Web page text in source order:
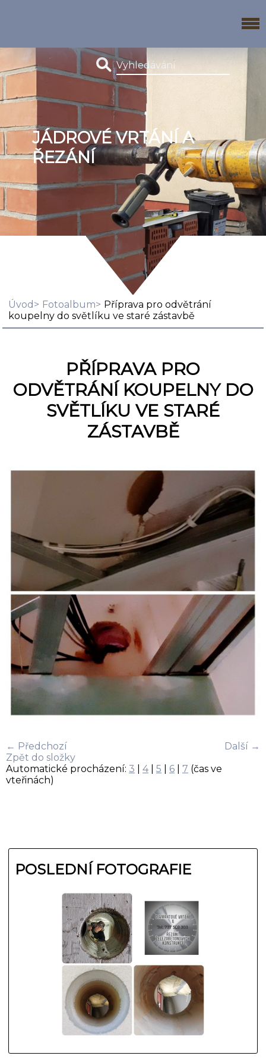
JÁDROVÉ VRTÁNÍ A
ŘEZÁNÍ
Úvod Fotoalbum
Příprava pro odvětrání
koupelny do světlíku ve staré zástavbě
PŘÍPRAVA PRO
ODVĚTRÁNÍ KOUPELNY DO
SVĚTLÍKU VE STARÉ
ZÁSTAVBĚ
← Předchozí
Další →
Zpět do složky
Automatické procházení: 3 4| 5 6 7 (čas ve
vteřinách)
POSLEDNÍ FOTOGRAFIE